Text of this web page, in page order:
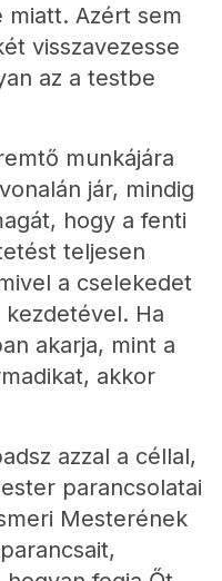
miatt. Azért sem
visszavezesse
az a testbe
munkájára
jár, mindig
hogy a fenti
teljesen
a cselekedet
Ha
akarja, mint a
akkor
azzal a céllal,
parancsolatai
Mesterének